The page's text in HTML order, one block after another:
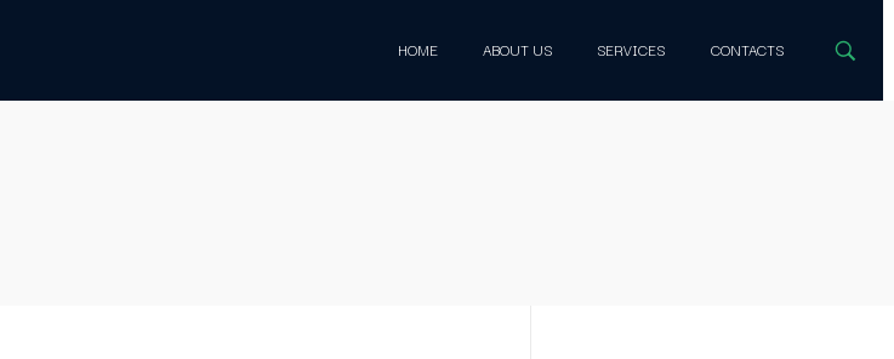
HOME ABOUT US SERVICES CONTACTS